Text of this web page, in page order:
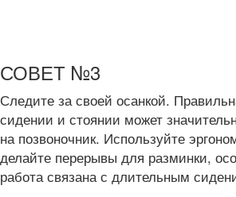
СОВЕТ №3
Следите за своей осанкой.
сидении и стоянии может
на позвоночник. Используйте
делайте перерывы для разминки,
работа связана с длительным